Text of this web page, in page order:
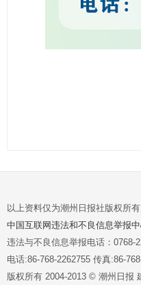
以上资料仅为潮州日报社版权所
中国互联网违法和不良信息举报
违法与不良信息举报电话：0768-
电话:86-768-2262755 传真:86-
版权所有 2004-2013 © 潮州日报